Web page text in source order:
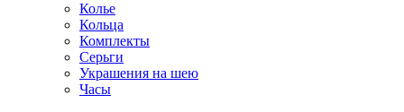
Колье
Кольца
Комплекты
Серьги
Украшения на шею
Часы